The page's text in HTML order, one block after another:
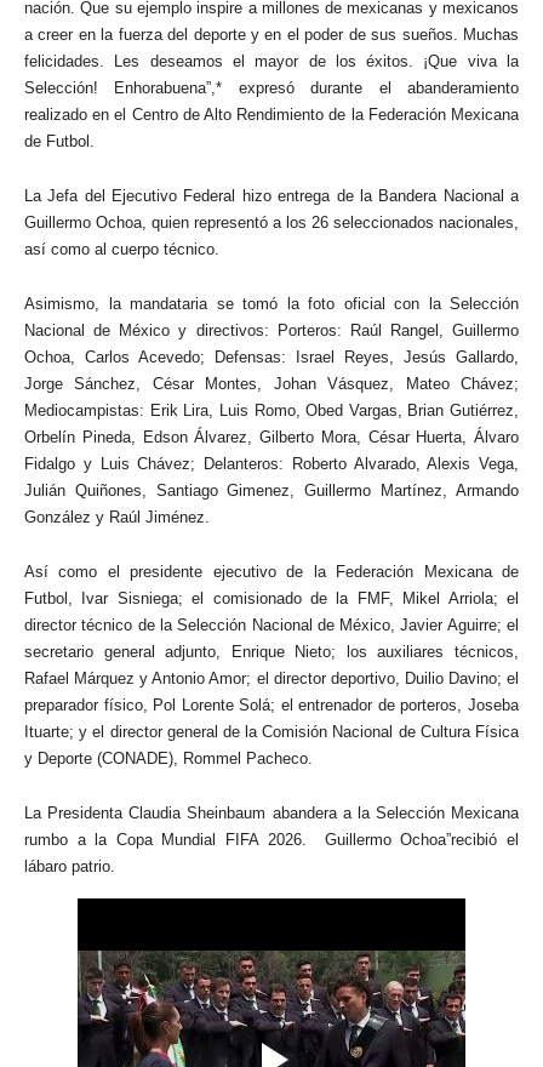
nación. Que su ejemplo inspire a millones de mexicanas y mexicanos
a creer en la fuerza del deporte y en el poder de sus sueños. Muchas
felicidades. Les deseamos el mayor de los éxitos. ¡Que viva la
Selección! Enhorabuena”,* expresó durante el abanderamiento
realizado en el Centro de Alto Rendimiento de la Federación Mexicana
de Futbol.
La Jefa del Ejecutivo Federal hizo entrega de la Bandera Nacional a
Guillermo Ochoa, quien representó a los 26 seleccionados nacionales,
así como al cuerpo técnico.
Asimismo, la mandataria se tomó la foto oficial con la Selección
Nacional de México y directivos: Porteros: Raúl Rangel, Guillermo
Ochoa, Carlos Acevedo; Defensas: Israel Reyes, Jesús Gallardo,
Jorge Sánchez, César Montes, Johan Vásquez, Mateo Chávez;
Mediocampistas: Erik Lira, Luis Romo, Obed Vargas, Brian Gutiérrez,
Orbelín Pineda, Edson Álvarez, Gilberto Mora, César Huerta, Álvaro
Fidalgo y Luis Chávez; Delanteros: Roberto Alvarado, Alexis Vega,
Julián Quiñones, Santiago Gimenez, Guillermo Martínez, Armando
González y Raúl Jiménez.
Así como el presidente ejecutivo de la Federación Mexicana de
Futbol, Ivar Sisniega; el comisionado de la FMF, Mikel Arriola; el
director técnico de la Selección Nacional de México, Javier Aguirre; el
secretario general adjunto, Enrique Nieto; los auxiliares técnicos,
Rafael Márquez y Antonio Amor; el director deportivo, Duilio Davino; el
preparador físico, Pol Lorente Solá; el entrenador de porteros, Joseba
Ituarte; y el director general de la Comisión Nacional de Cultura Física
y Deporte (CONADE), Rommel Pacheco.
La Presidenta Claudia Sheinbaum abandera a la Selección Mexicana
rumbo a la Copa Mundial FIFA 2026. Guillermo Ochoa”recibió el
lábaro patrio.